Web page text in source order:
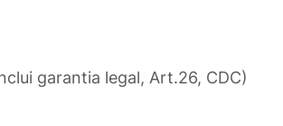
garantia legal, Art.26, CDC)